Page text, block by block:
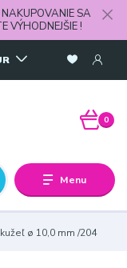
SA
VÝHODNEJŠIE !
Menu
0
ø 10,0 mm /204